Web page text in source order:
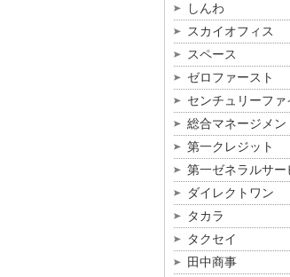
しんわ
スカイオフィス
スペース
ゼロファースト
センチュリーファ
総合マネージメン
第一クレジット
第一ゼネラルサー
ダイレクトワン
タカラ
タクセイ
田中商事